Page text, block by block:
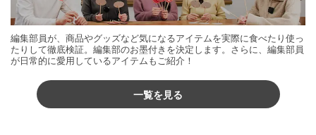
編集部員が、商品やグッズなど気になるアイテムを実際に食べたり使っ
たりして徹底検証。編集部のお墨付きを決定します。さらに、編集部員
が日常的に愛用しているアイテムもご紹介！
一覧を見る